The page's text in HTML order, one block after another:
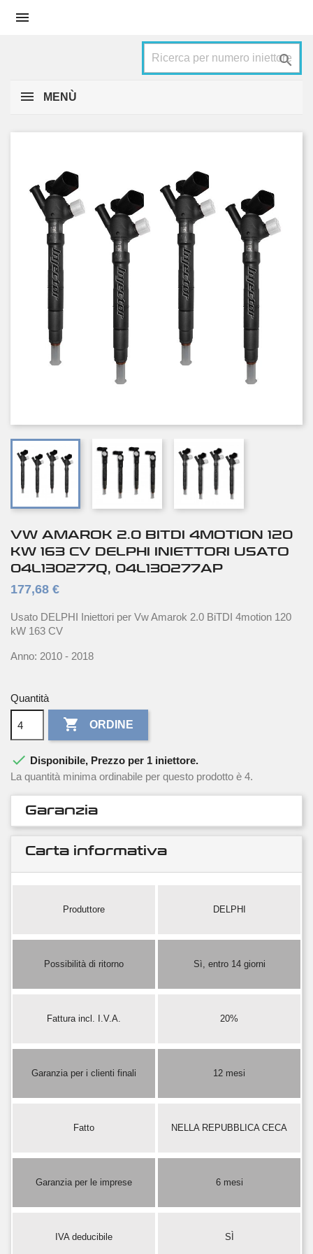


MENÙ
VW AMAROK 2.0 BITDI 4MOTION 120
KW 163 CV DELPHI INIETTORI USATO
04L130277Q, 04L130277AP
177,68 €
Usato DELPHI Iniettori per Vw Amarok 2.0 BiTDI 4motion 120
kW 163 CV
Anno: 2010 - 2018
Quantità
 ORDINE
 Disponibile, Prezzo per 1 iniettore.
La quantità minima ordinabile per questo prodotto è 4.
Garanzia
Carta informativa
Produttore DELPHI
Possibilità di ritorno Sì, entro 14 giorni
Fattura incl. I.V.A. 20%
Garanzia per i clienti finali 12 mesi
Fatto NELLA REPUBBLICA CECA
Garanzia per le imprese 6 mesi
IVA deducibile SÌ